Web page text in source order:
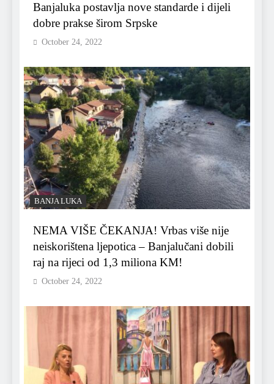
Banjaluka postavlja nove standarde i dijeli
dobre prakse širom Srpske
October 24, 2022
BANJA LUKA
NEMA VIŠE ČEKANJA! Vrbas više nije
neiskorištena ljepotica – Banjalučani dobili
raj na rijeci od 1,3 miliona KM!
October 24, 2022